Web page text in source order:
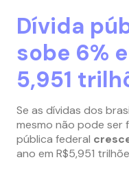
Dívida
sobe 6%
5,951
Se as dívidas dos
mesmo não pode ser
pública federal
ano em R$5,951